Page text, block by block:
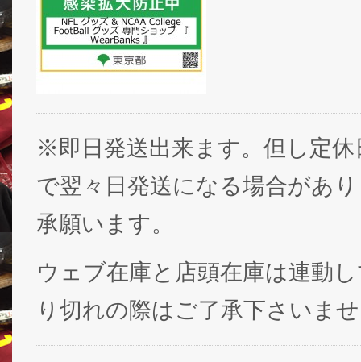
※即日発送出来ます。但し定休
で翌々日発送になる場合があ
承願います。
ウェブ在庫と店頭在庫は連動
り切れの際はご了承下さいま